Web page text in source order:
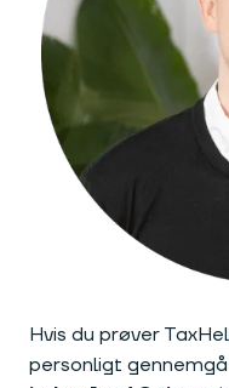
Hvis du prøver
personligt